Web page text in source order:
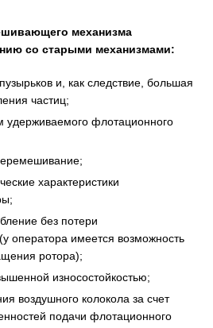
механизма
со старыми механизмами:
и, как следствие, большая
частиц;
удерживаемого флотационного
характеристики
без потери
оператора имеется возможность
ротора);
износостойкостью;
воздушного колокола за счет
подачи флотационного